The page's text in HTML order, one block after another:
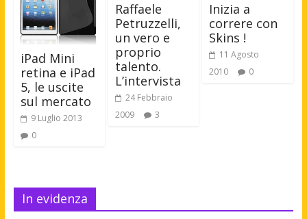
iPad Mini
retina e iPad
5, le uscite
sul mercato
9 Luglio 2013
0
Raffaele
Petruzzelli,
un vero e
proprio
talento.
L’intervista
24 Febbraio
2009
3
Inizia a
correre con
Skins !
11 Agosto
2010
0
In evidenza